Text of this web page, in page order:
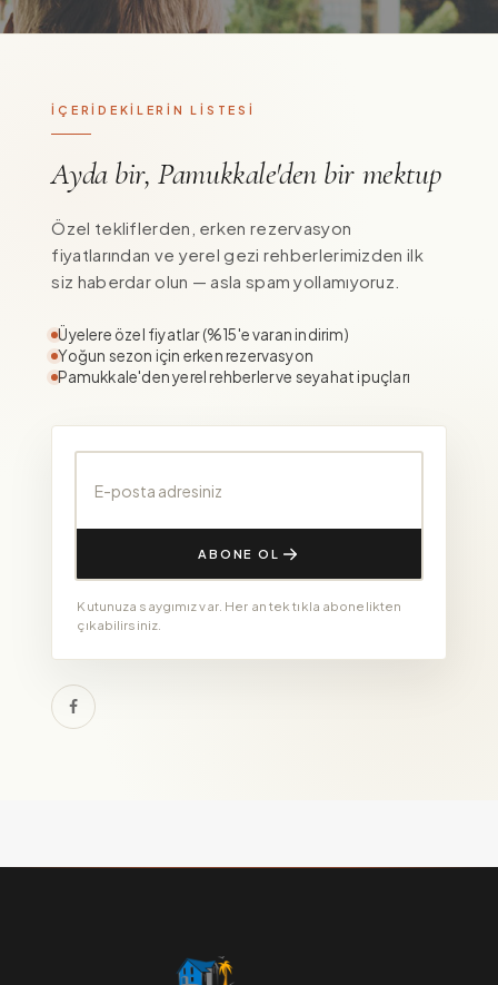
İÇERİDEKİLERİN LİSTESİ
Ayda bir, Pamukkale'den bir mektup
Özel tekliflerden, erken rezervasyon
fiyatlarından ve yerel gezi rehberlerimizden ilk
siz haberdar olun — asla spam yollamıyoruz.
Üyelere özel fiyatlar (%15'e varan indirim)
Yoğun sezon için erken rezervasyon
Pamukkale'den yerel rehberler ve seyahat ipuçları
ABONE OL
Kutunuza saygımız var. Her an tek tıkla abonelikten
çıkabilirsiniz.